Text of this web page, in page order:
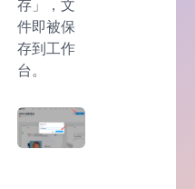
存」，文
件即被保
存到工作
台。